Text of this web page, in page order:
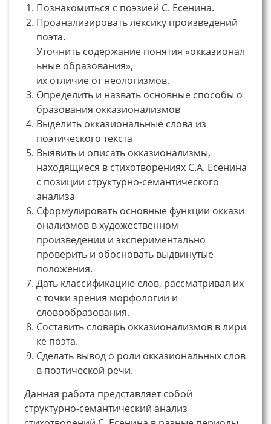
Познакомиться с поэзией С. Есенина.
Проанализировать лексику произведений
поэта.
Уточнить содержание понятия «окказионал
ьные образования»,
их отличие от неологизмов.
Определить и назвать основные способы о
бразования окказионализмов
Выделить окказиональные слова из
поэтического текста
Выявить и описать окказионализмы,
находящиеся в стихотворениях С.А. Есенина
с позиции структурно-семантического
анализа
Сформулировать основные функции оккази
онализмов в художественном
произведении и экспериментально
проверить и обосновать выдвинутые
положения.
Дать классификацию слов, рассматривая их
с точки зрения морфологии и
словообразования.
Составить словарь окказионализмов в лири
ке поэта.
Сделать вывод о роли окказиональных слов
в поэтической речи.
Данная работа представляет собой
структурно-семантический анализ